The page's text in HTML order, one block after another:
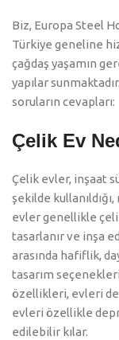
Biz, Europa Steel
Türkiye geneline
çağdaş yaşamın
yapılar
soruların cevapları:
Çelik Ev
Çelik evler, inşaat
şekilde kullanıldığı,
evler genellikle
tasarlanır ve inşa
arasında hafiflik,
tasarım
özellikleri, evleri
evleri özellikle
edilebilir kılar.